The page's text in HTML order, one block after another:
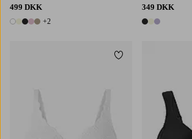
499 DKK
7 farver
+2
349 DKK
3 farver
Tilføj til favoritter